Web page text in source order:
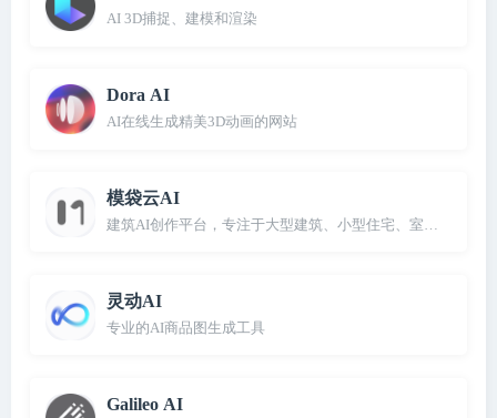
AI 3D捕捉、建模和渲染
Dora AI
AI在线生成精美3D动画的网站
模袋云AI
建筑AI创作平台，专注于大型建筑、小型住宅、室内设计、
灵动AI
专业的AI商品图生成工具
Galileo AI